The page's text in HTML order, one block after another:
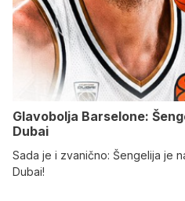
Glavobolja Barselone:
Dubai
Sada je i zvanično: Šengelija je
Dubai!